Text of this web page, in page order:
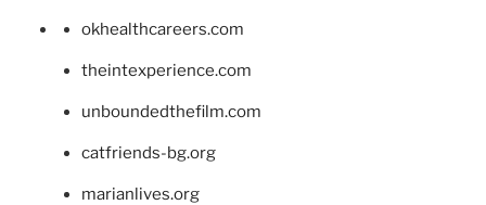
okhealthcareers.com
theintexperience.com
unboundedthefilm.com
catfriends-bg.org
marianlives.org